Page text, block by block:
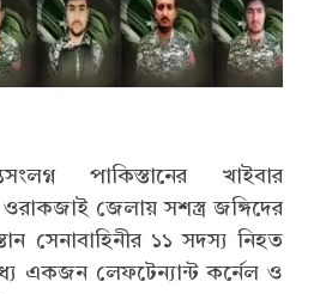
পাকিস্তানের খাইবার
জেলায় সশস্ত্র জঙ্গিদের
সেনাবাহিনীর ১১ সদস্য নিহত
একজন লেফটেন্যান্ট কর্নেল ও